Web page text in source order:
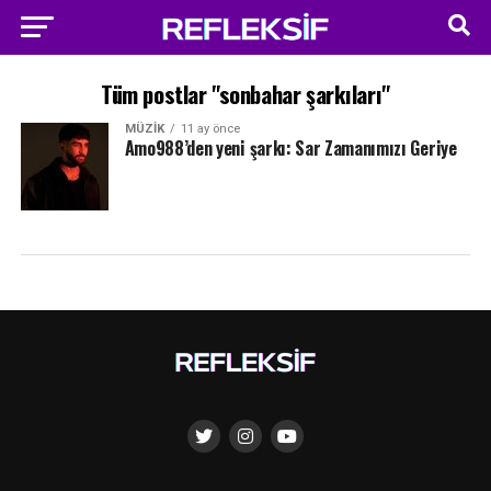
Tüm postlar "sonbahar şarkıları"
MÜZIK 11 ay önce
Amo988’den yeni şarkı: Sar Zamanımızı Geriye